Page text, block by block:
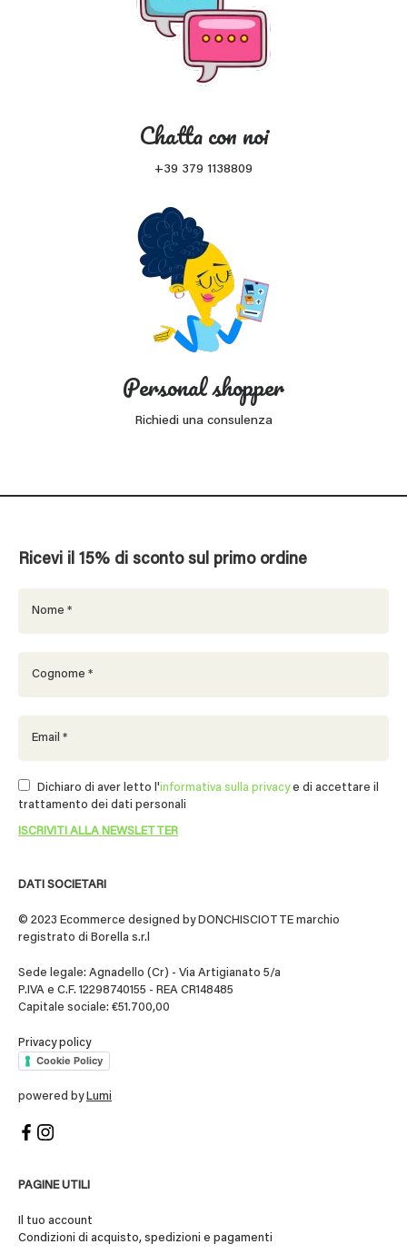
Chatta con noi
+39 379 1138809
Personal shopper
Richiedi una consulenza
DATI SOCIETARI
© 2023 Ecommerce designed by DONCHISCIOTTE marchio
registrato di Borella s.r.l
Sede legale: Agnadello (Cr) - Via Artigianato 5/a
P.IVA e C.F. 12298740155 - REA CR148485
Capitale sociale: €51.700,00
Privacy policy
Cookie Policy
powered by Lumi
PAGINE UTILI
Il tuo account
Condizioni di acquisto, spedizioni e pagamenti
Ricevi il 15% di sconto sul primo ordine
Dichiaro di aver letto l'informativa sulla privacye di accettare il
trattamento dei dati personali